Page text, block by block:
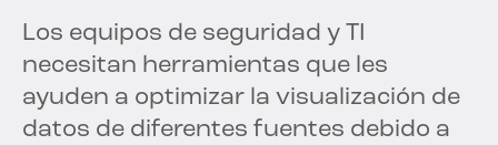
Los equipos de seguridad y TI
necesitan herramientas que les
ayuden a optimizar la visualización de
datos de diferentes fuentes debido a